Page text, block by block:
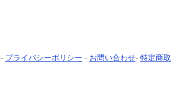
- プライバシーポリシー - お問い合わせ- 特定商